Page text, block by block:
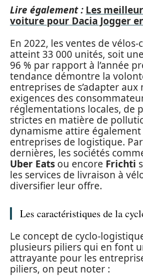
Lire également : Les
voiture pour Dacia Jogger
En 2022, les ventes de
atteint 33 000 unités, soit
96 % par rapport à l’année
tendance démontre la
entreprises de s’adapter aux
exigences des
réglementations locales, de
strictes en matière de
dynamisme attire également
entreprises de logistique.
dernières, les sociétés
Uber Eats ou encore Frichti
les services de livraison à
diversifier leur offre.
Les caractéristiques de la
Le concept de cyclo-
plusieurs piliers qui en font
attrayante pour les
piliers, on peut noter :